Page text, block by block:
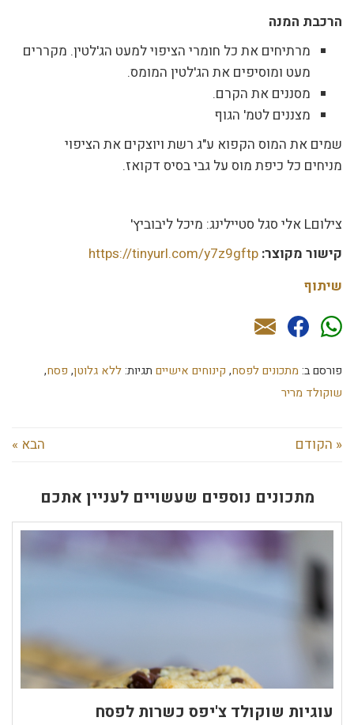
הרכבת המנה
מרתיחים את כל חומרי הציפוי למעט הג'לטין. מקררים
מעט ומוסיפים את הג'לטין המומס.
מסננים את הקרם.
מצננים לטמ' הגוף
שמים את המוס הקפוא ע"ג רשת ויוצקים את הציפוי
מניחים כל כיפת מוס על גבי בסיס דקואז.
צילוםL אלי סגל סטיילינג: מיכל ליבוביץ'
קישור מקוצר: https://tinyurl.com/y7z9gftp
שיתוף
פורסם ב: מתכונים לפסח, קינוחים אישיים תגיות:ללא גלוטן, פסח,
שוקולד מריר
« הקודם הבא »
מתכונים נוספים שעשויים לעניין אתכם
עוגיות שוקולד צ'יפס כשרות לפסח